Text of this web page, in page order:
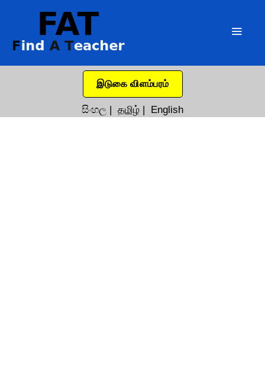
இடுகை விளம்பரம்
සිංහල | தமிழ் | English